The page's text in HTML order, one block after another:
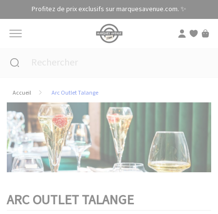
Profitez de prix exclusifs sur marquesavenue.com. ✨
Accueil Arc Outlet Talange
ARC OUTLET TALANGE
Panneau de gestion des cookies